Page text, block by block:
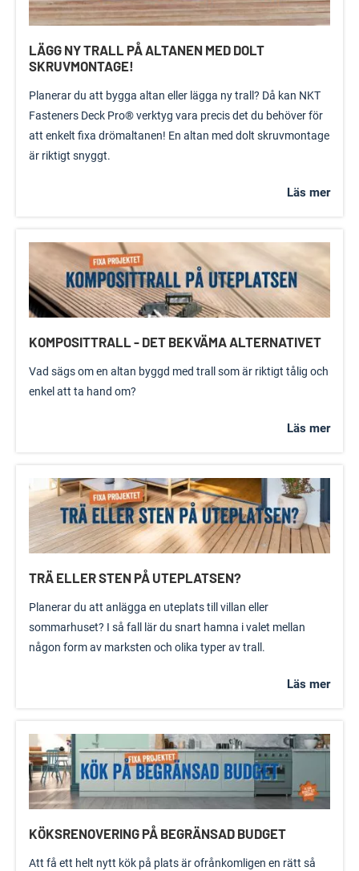
LÄGG NY TRALL PÅ ALTANEN MED DOLT
SKRUVMONTAGE!
Planerar du att bygga altan eller lägga ny trall? Då kan NKT
Fasteners Deck Pro® verktyg vara precis det du behöver för
att enkelt fixa drömaltanen! En altan med dolt skruvmontage
är riktigt snyggt.
Läs mer
KOMPOSITTRALL - DET BEKVÄMA ALTERNATIVET
Vad sägs om en altan byggd med trall som är riktigt tålig och
enkel att ta hand om?
Läs mer
TRÄ ELLER STEN PÅ UTEPLATSEN?
Planerar du att anlägga en uteplats till villan eller
sommarhuset? I så fall lär du snart hamna i valet mellan
någon form av marksten och olika typer av trall.
Läs mer
KÖKSRENOVERING PÅ BEGRÄNSAD BUDGET
Att få ett helt nytt kök på plats är ofrånkomligen en rätt så